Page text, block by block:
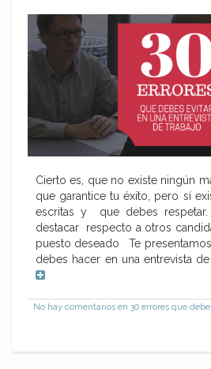
Cierto es, que no existe ningún
que garantice tu éxito, pero sí
escritas y que debes respetar.
destacar respecto a otros
puesto deseado Te
debes hacer en una entrevista
No hay comentarios en 30 errores que